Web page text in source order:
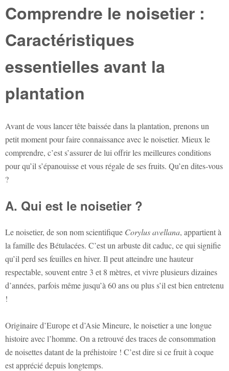
Comprendre le noisetier :
Caractéristiques
essentielles avant la
plantation
Avant de vous lancer tête baissée dans la plantation, prenons un
petit moment pour faire connaissance avec le noisetier. Mieux le
comprendre, c’est s’assurer de lui offrir les meilleures conditions
pour qu’il s’épanouisse et vous régale de ses fruits. Qu’en dites-vous
?
A. Qui est le noisetier ?
Le noisetier, de son nom scientifique Corylus avellana, appartient à
la famille des Bétulacées. C’est un arbuste dit caduc, ce qui signifie
qu’il perd ses feuilles en hiver. Il peut atteindre une hauteur
respectable, souvent entre 3 et 8 mètres, et vivre plusieurs dizaines
d’années, parfois même jusqu’à 60 ans ou plus s’il est bien entretenu
!
Originaire d’Europe et d’Asie Mineure, le noisetier a une longue
histoire avec l’homme. On a retrouvé des traces de consommation
de noisettes datant de la préhistoire ! C’est dire si ce fruit à coque
est apprécié depuis longtemps.